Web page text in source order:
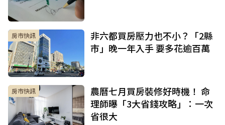
房市快訊
非六都買房壓力也不小？「2縣
市」晚一年入手 要多花逾百萬
房市快訊
農曆七月買房裝修好時機！ 命
理師曝「3大省錢攻略」：一次
省很大